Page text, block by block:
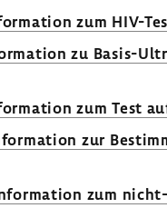
zum HIV-
zu Basis-
zum Test
zur
zum